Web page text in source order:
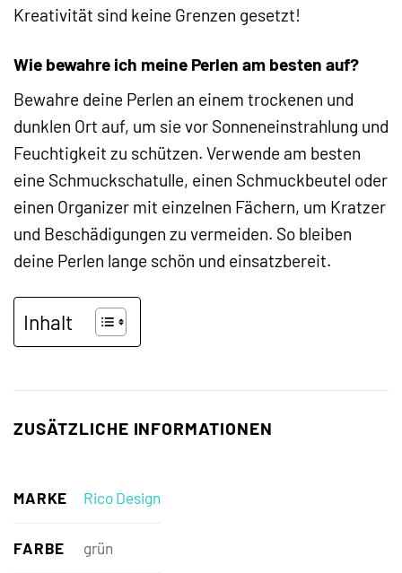
Kreativität sind keine Grenzen gesetzt!
Wie bewahre ich meine Perlen am besten auf?
Bewahre deine Perlen an einem trockenen und
dunklen Ort auf, um sie vor Sonneneinstrahlung und
Feuchtigkeit zu schützen. Verwende am besten
eine Schmuckschatulle, einen Schmuckbeutel oder
einen Organizer mit einzelnen Fächern, um Kratzer
und Beschädigungen zu vermeiden. So bleiben
deine Perlen lange schön und einsatzbereit.
Inhalt
ZUSÄTZLICHE INFORMATIONEN
MARKE Rico Design
FARBE grün